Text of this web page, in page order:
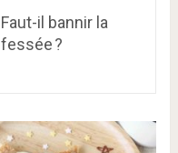
Faut-il bannir la
fessée ?